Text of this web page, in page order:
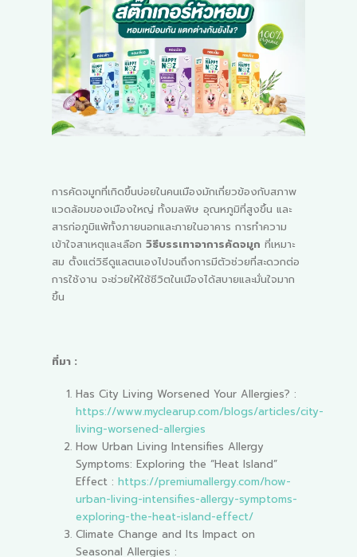
การคัดจมูกที่เกิดขึ้นบ่อยในคนเมืองมักเกี่ยวข้องกับสภาพ
แวดล้อมของเมืองใหญ่ ทั้งมลพิษ อุณหภูมิที่สูงขึ้น และ
สารก่อภูมิแพ้ทั้งภายนอกและภายในอาคาร การทำความ
เข้าใจสาเหตุและเลือก วิธีบรรเทาอาการคัดจมูก ที่เหมาะ
สม ตั้งแต่วิธีดูแลตนเองไปจนถึงการมีตัวช่วยที่สะดวกต่อ
การใช้งาน จะช่วยให้ใช้ชีวิตในเมืองได้สบายและมั่นใจมาก
ขึ้น
ที่มา :
Has City Living Worsened Your Allergies? :
https://www.myclearup.com/blogs/articles/city-
living-worsened-allergies
How Urban Living Intensifies Allergy
Symptoms: Exploring the “Heat Island”
Effect : https://premiumallergy.com/how-
urban-living-intensifies-allergy-symptoms-
exploring-the-heat-island-effect/
Climate Change and Its Impact on
Seasonal Allergies :